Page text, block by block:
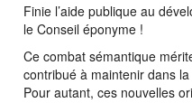
Finie l’aide publique au
le Conseil éponyme !
Ce combat sémantique
contribué à maintenir dans
Pour autant, ces nouvelles